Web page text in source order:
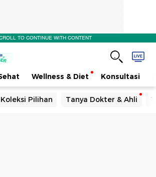
TO CONTINUE WITH CONTENT
Wellness & Diet Konsultasi
Koleksi Pilihan Tanya Dokter & Ahli